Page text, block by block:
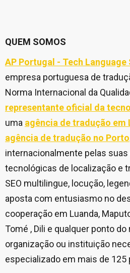
QUEM SOMOS
AP Portugal - Tech
empresa portuguesa de
Norma Internacional da
representante oficial da
uma agência de tradução em
agência de tradução no Porto
internacionalmente pelas
tecnológicas de localização e
SEO multilingue, locução,
aposta com entusiasmo no
cooperação em Luanda,
Tomé , Dili e qualquer ponto
organização ou instituição
especializado em mais de